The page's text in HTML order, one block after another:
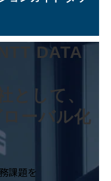
DATA
として、
ローバル化
課題を